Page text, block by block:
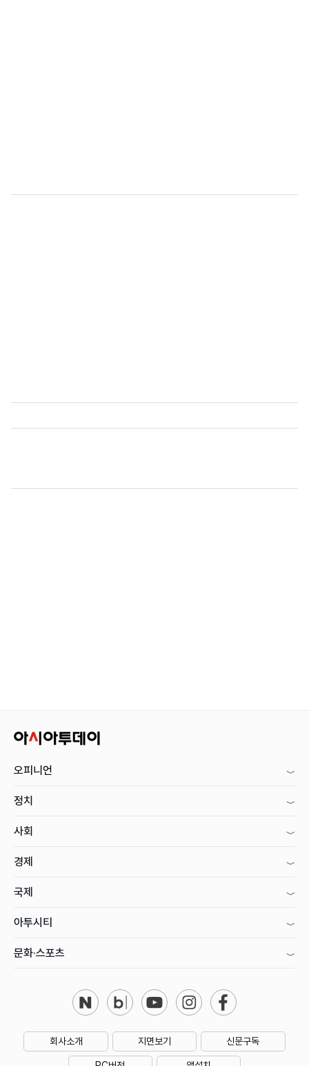
오피니언
정치
사회
경제
국제
아투시티
문화·스포츠
회사소개 지면보기 신문구독